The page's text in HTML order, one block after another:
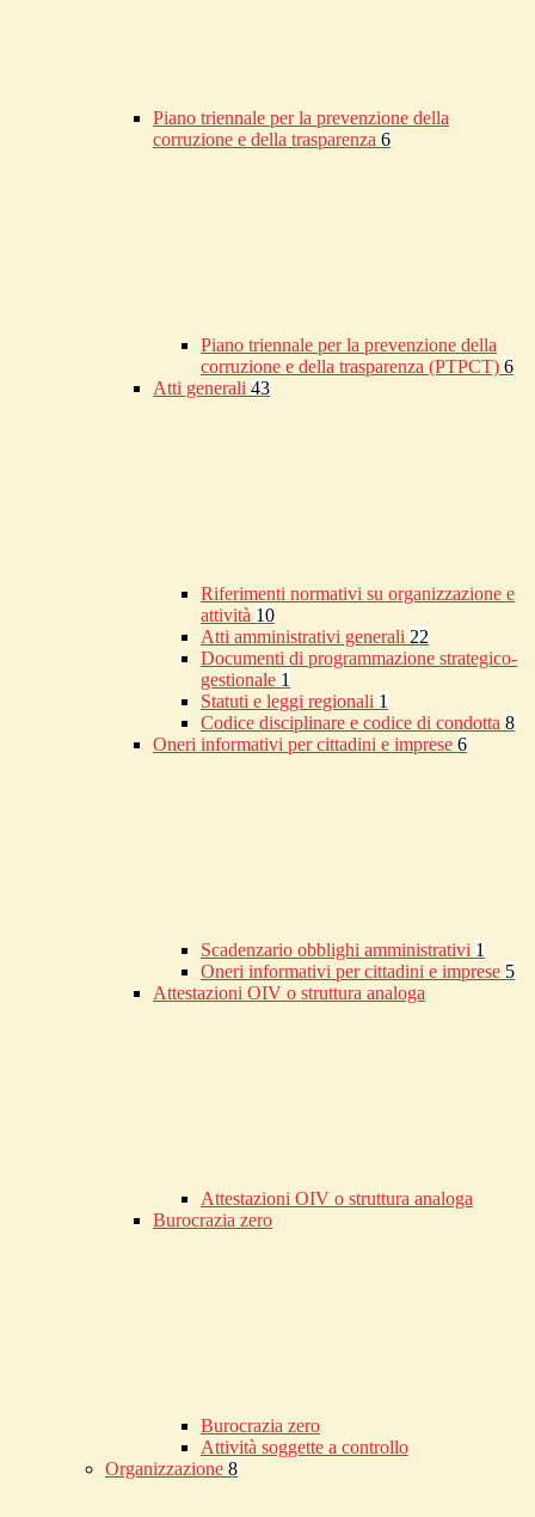
Piano triennale per la prevenzione della
corruzione e della trasparenza 6
Piano triennale per la prevenzione della
corruzione e della trasparenza (PTPCT) 6
Atti generali 43
Riferimenti normativi su organizzazione e
attività 10
Atti amministrativi generali 22
Documenti di programmazione strategico-
gestionale 1
Statuti e leggi regionali 1
Codice disciplinare e codice di condotta 8
Oneri informativi per cittadini e imprese 6
Scadenzario obblighi amministrativi 1
Oneri informativi per cittadini e imprese 5
Attestazioni OIV o struttura analoga
Attestazioni OIV o struttura analoga
Burocrazia zero
Burocrazia zero
Attività soggette a controllo
Organizzazione 8